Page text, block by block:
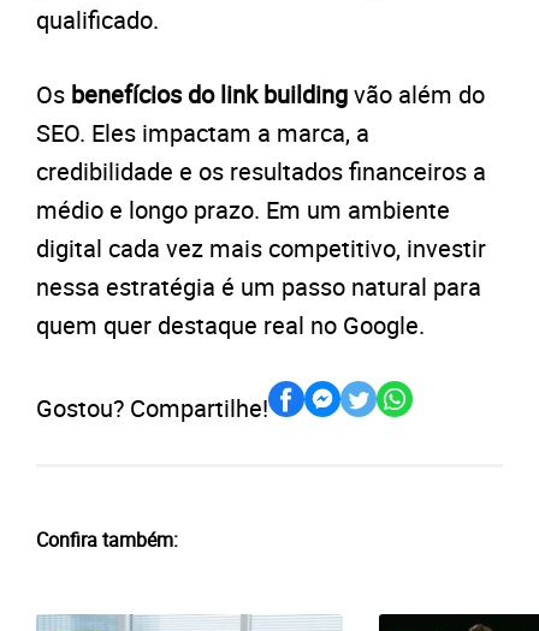
qualificado.
Os benefícios do link buildingvão além do
SEO. Eles impactam a marca, a
credibilidade e os resultados financeiros a
médio e longo prazo. Em um ambiente
digital cada vez mais competitivo, investir
nessa estratégia é um passo natural para
quem quer destaque real no Google.
Gostou? Compartilhe!
Confira também: